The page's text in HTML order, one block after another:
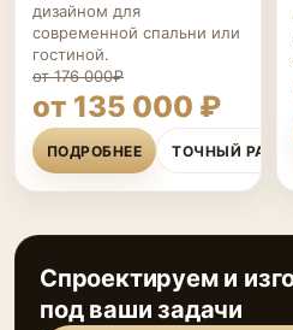
дизайном для
современной спальни или
гостиной.
от 176 000₽
от 135 000 ₽
ПОДРОБНЕЕ ТОЧНЫЙ
Спроектируем и
под ваши задачи